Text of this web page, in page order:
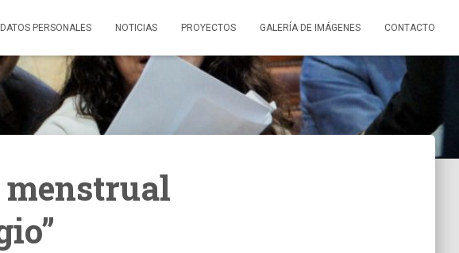
DATOS PERSONALES NOTICIAS PROYECTOS GALERÍA DE IMÁGENES CONTACTO
menstrual